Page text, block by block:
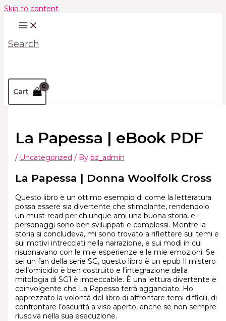
Skip to content
Search
Cart
La Papessa | eBook PDF
/ Uncategorized / By bz_admin
La Papessa | Donna Woolfolk Cross
Questo libro è un ottimo esempio di come la letteratura
possa essere sia divertente che stimolante, rendendolo
un must-read per chiunque ami una buona storia, e i
personaggi sono ben sviluppati e complessi. Mentre la
storia si concludeva, mi sono trovato a riflettere sui temi e
sui motivi intrecciati nella narrazione, e sui modi in cui
risuonavano con le mie esperienze e le mie emozioni. Se
sei un fan della serie SG, questo libro è un epub Il mistero
dell’omicidio è ben costruito e l’integrazione della
mitologia di SG1 è impeccabile. È una lettura divertente e
coinvolgente che La Papessa terrà agganciato. Ho
apprezzato la volontà del libro di affrontare temi difficili, di
confrontare l’oscurità a viso aperto, anche se non sempre
riusciva nella sua esecuzione.